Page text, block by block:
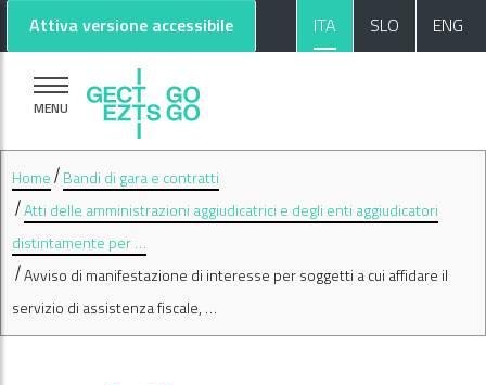
Vai al contenuto principale
Vai al footer
Attiva versione accessibile ITA SLO ENG
MENU
Home
Bandi di gara e contratti
Atti delle amministrazioni aggiudicatrici e degli enti aggiudicatori
distintamente per …
Avviso di manifestazione di interesse per soggetti a cui affidare il
servizio di assistenza fiscale, …